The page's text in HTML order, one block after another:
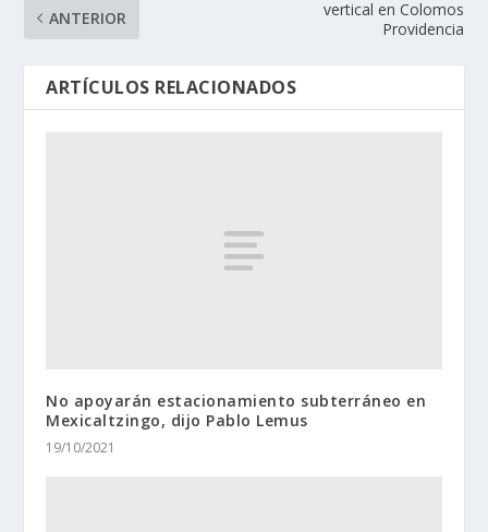
ANTERIOR
vertical en Colomos
Providencia
ARTÍCULOS RELACIONADOS
No apoyarán estacionamiento subterráneo en
Mexicaltzingo, dijo Pablo Lemus
19/10/2021